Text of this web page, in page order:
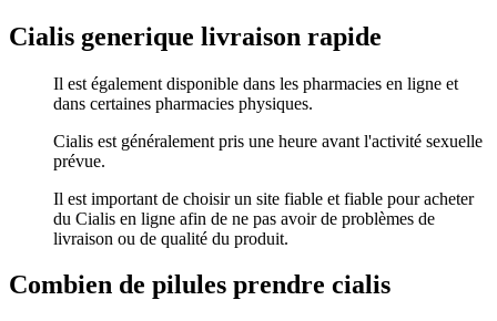
Cialis generique livraison rapide
Il est également disponible dans les pharmacies en ligne et
dans certaines pharmacies physiques.
Cialis est généralement pris une heure avant l'activité sexuelle
prévue.
Il est important de choisir un site fiable et fiable pour acheter
du Cialis en ligne afin de ne pas avoir de problèmes de
livraison ou de qualité du produit.
Combien de pilules prendre cialis